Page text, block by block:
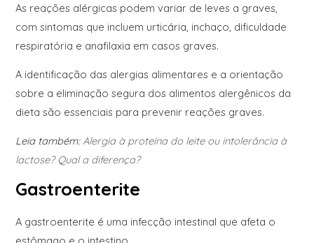
As reações alérgicas podem variar de leves a graves,
com sintomas que incluem urticária, inchaço, dificuldade
respiratória e anafilaxia em casos graves.
A identificação das alergias alimentares e a orientação
sobre a eliminação segura dos alimentos alergênicos da
dieta são essenciais para prevenir reações graves.
Leia também:Alergia à proteína do leite ou intolerância à
lactose? Qual a diferença?
Gastroenterite
A gastroenterite é uma infecção intestinal que afeta o
estômago e o intestino.